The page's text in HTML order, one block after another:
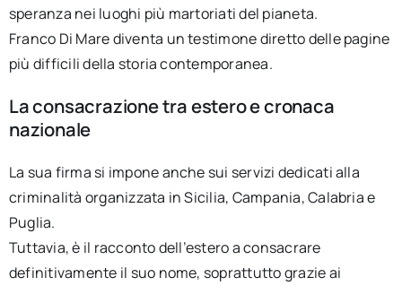
speranza nei luoghi più martoriati del pianeta.
Franco Di Mare diventa un testimone diretto delle pagine
più difficili della storia contemporanea.
La consacrazione tra estero e cronaca
nazionale
La sua firma si impone anche sui servizi dedicati alla
criminalità organizzata in Sicilia, Campania, Calabria e
Puglia.
Tuttavia, è il racconto dell’estero a consacrare
definitivamente il suo nome, soprattutto grazie ai